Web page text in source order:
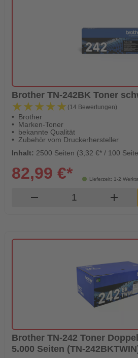
Brother TN-242BK Toner
★★★★★
★★★★★ (14 Bewertungen)
Brother
Marken-Toner
bekannte Qualität
Zubehör vom Druckerhersteller
Inhalt: 2500 Seiten (3,32 €* / 100
Lieferzeit: 1-2
82,99 €*
remove Produkt add
Brother TN-242 Toner
5.000 Seiten (TN-